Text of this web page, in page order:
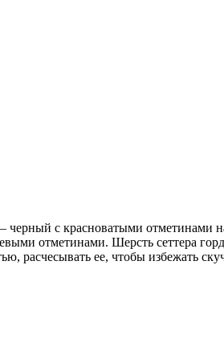
с красноватыми отметинами
отметинами. Шерсть сеттера
расчесывать ее, чтобы избежать